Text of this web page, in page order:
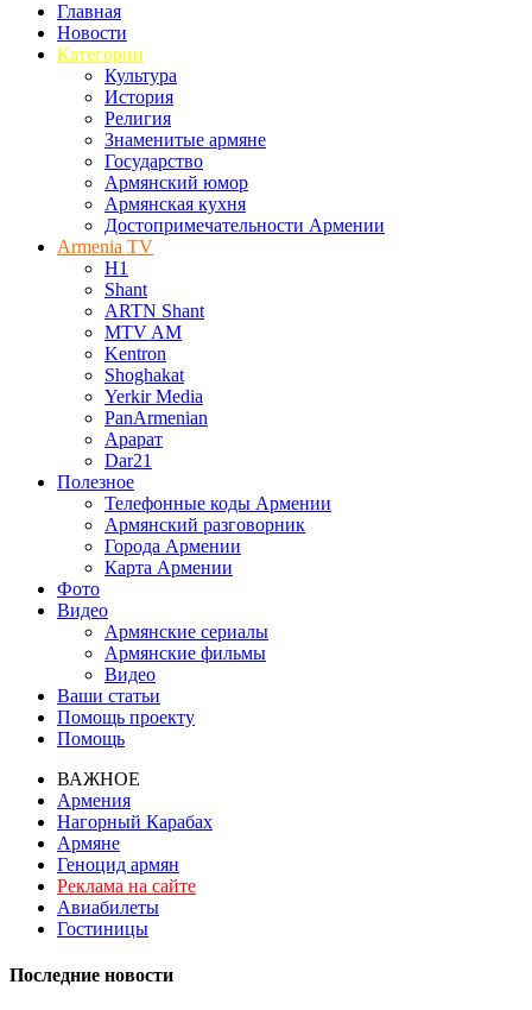
Главная
Новости
Категории
Культура
История
Религия
Знаменитые армяне
Государство
Армянский юмор
Армянская кухня
Достопримечательности Армении
Armenia TV
H1
Shant
ARTN Shant
MTV AM
Kentron
Shoghakat
Yerkir Media
PanArmenian
Арарат
Dar21
Полезное
Телефонные коды Армении
Армянский разговорник
Города Армении
Карта Армении
Фото
Видео
Армянские сериалы
Армянские фильмы
Видео
Ваши статьи
Помощь проекту
Помощь
ВАЖНОЕ
Армения
Нагорный Карабах
Армяне
Геноцид армян
Реклама на сайте
Авиабилеты
Гостиницы
Последние новости